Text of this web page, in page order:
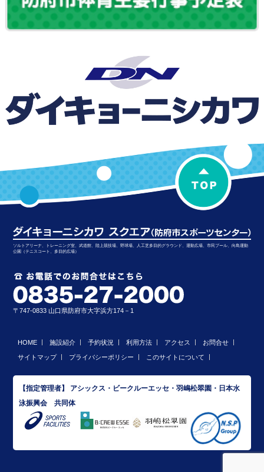
ソルトアリーナ、トレーニング室、武道館、陸上競技場、野球場、人工芝多目的グラウンド、運動広場、市民プール、向島運動
公園（テニスコート、多目的広場）
〒747-0833 山口県防府市大字浜方174－1
HOME 施設紹介 予約状況 利用方法 アクセス お問合せ
サイトマップ プライバシーポリシー このサイトについて
【指定管理者】 アシックス・ビークルーエッセ・羽嶋松翠園・日本水
泳振興会 共同体